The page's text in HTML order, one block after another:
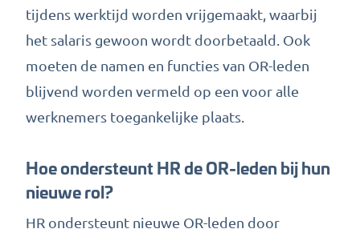
tijdens werktijd worden vrijgemaakt, waarbij
het salaris gewoon wordt doorbetaald. Ook
moeten de namen en functies van OR-leden
blijvend worden vermeld op een voor alle
werknemers toegankelijke plaats.
Hoe ondersteunt HR de OR-leden bij hun
nieuwe rol?
HR ondersteunt nieuwe OR-leden door